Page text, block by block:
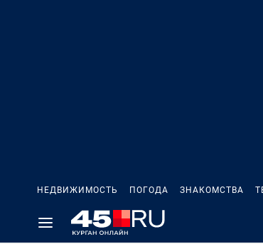
НЕДВИЖИМОСТЬ ПОГОДА ЗНАКОМСТВА